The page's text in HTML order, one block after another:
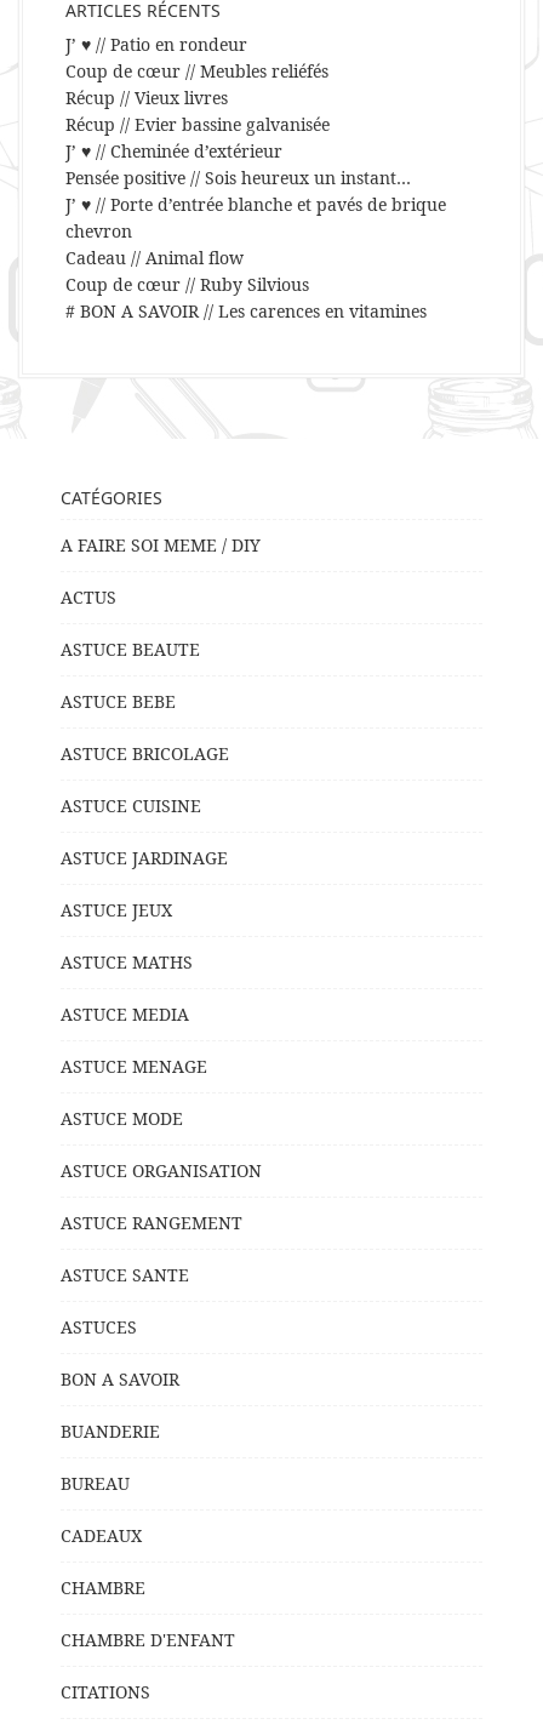
ARTICLES RÉCENTS
J’ ♥ // Patio en rondeur
Coup de cœur // Meubles reliéfés
Récup // Vieux livres
Récup // Evier bassine galvanisée
J’ ♥ // Cheminée d’extérieur
Pensée positive // Sois heureux un instant…
J’ ♥ // Porte d’entrée blanche et pavés de brique
chevron
Cadeau // Animal flow
Coup de cœur // Ruby Silvious
# BON A SAVOIR // Les carences en vitamines
CATÉGORIES
A FAIRE SOI MEME / DIY
ACTUS
ASTUCE BEAUTE
ASTUCE BEBE
ASTUCE BRICOLAGE
ASTUCE CUISINE
ASTUCE JARDINAGE
ASTUCE JEUX
ASTUCE MATHS
ASTUCE MEDIA
ASTUCE MENAGE
ASTUCE MODE
ASTUCE ORGANISATION
ASTUCE RANGEMENT
ASTUCE SANTE
ASTUCES
BON A SAVOIR
BUANDERIE
BUREAU
CADEAUX
CHAMBRE
CHAMBRE D'ENFANT
CITATIONS